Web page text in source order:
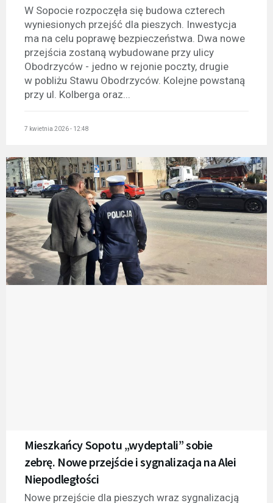
W Sopocie rozpoczęła się budowa czterech
wyniesionych przejść dla pieszych. Inwestycja
ma na celu poprawę bezpieczeństwa. Dwa nowe
przejścia zostaną wybudowane przy ulicy
Obodrzyców - jedno w rejonie poczty, drugie
w pobliżu Stawu Obodrzyców. Kolejne powstaną
przy ul. Kolberga oraz...
7 kwietnia 2026 - 12:48
Mieszkańcy Sopotu „wydeptali” sobie
zebrę. Nowe przejście i sygnalizacja na Alei
Niepodległości
Nowe przejście dla pieszych wraz sygnalizacją